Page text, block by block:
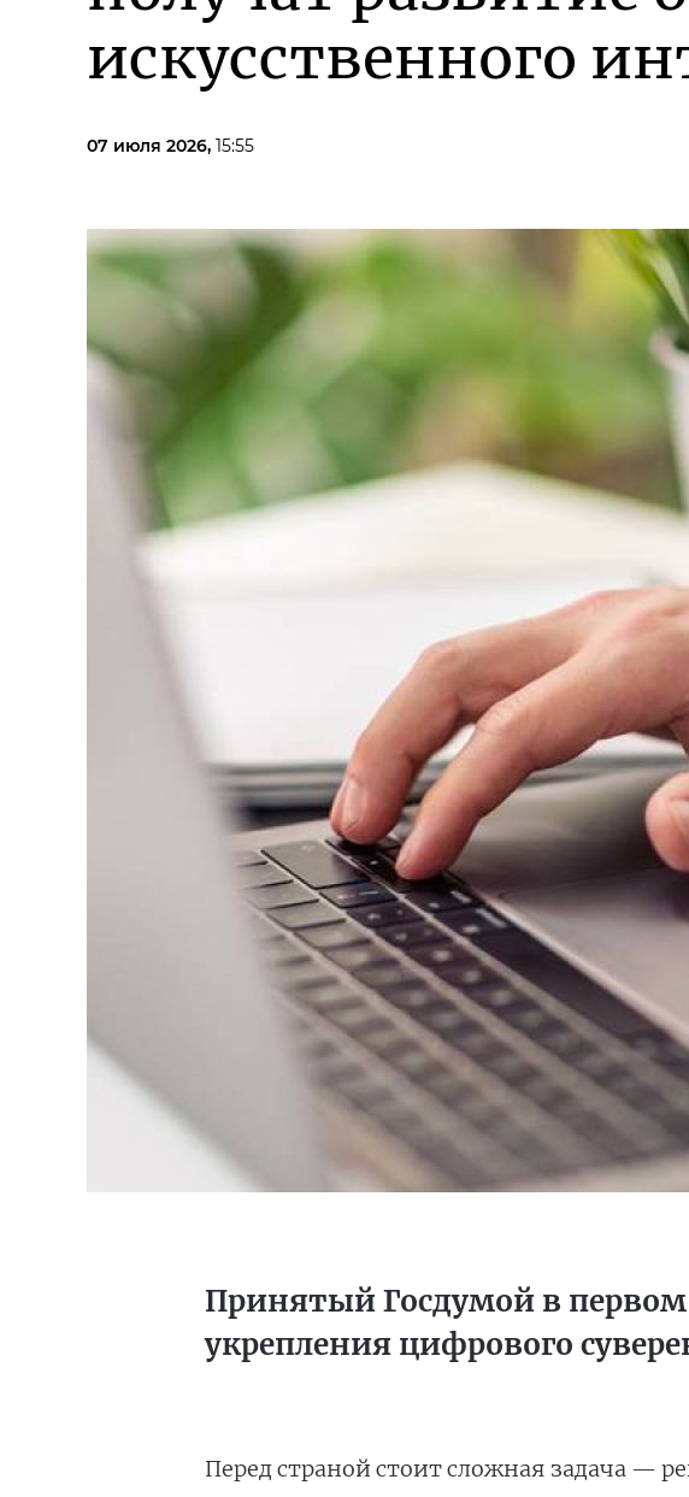
искусственного
07 июля 2026, 15:55
Принятый Госдумой в первом
укрепления цифрового
Перед страной стоит сложная задача —